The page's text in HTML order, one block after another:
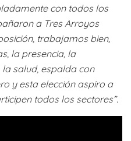
con todos los
a Tres Arroyos
trabajamos bien,
la presencia, la
salud, espalda con
y esta elección aspiro a
todos los sectores”.